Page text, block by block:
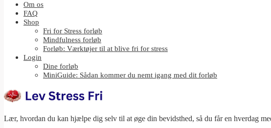
Om os
FAQ
Shop
Fri for Stress forløb
Mindfulness forløb
Forløb: Værktøjer til at blive fri for stress
Login
Dine forløb
MiniGuide: Sådan kommer du nemt igang med dit forløb
Lær, hvordan du kan hjælpe dig selv til at øge din bevidsthed, så du får en hverdag